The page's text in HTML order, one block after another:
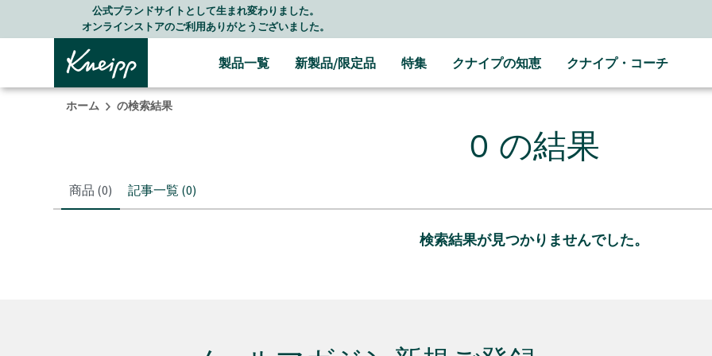
Skip to main content
Skip to footer content公式ブランドサイトとして生まれ変わりました。
オンラインストアのご利用ありがとうございました。
製品一覧 新製品/限定品 特集 クナイプの知恵 クナイプ・コーチ
ホーム の検索結果
0 の結果
商品 (0) 記事一覧 (0)
検索結果が見つかりませんでした。